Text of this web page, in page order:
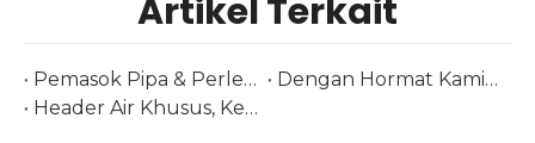
Artikel Terkait
Pemasok Pipa & Perlengkapan Stainless Steel di Tube Düsseldorf 2026 | Baja Huashang
Dengan Hormat Kami Menyambut Anda di Pameran Brasil Kami-Tubotech & Wire Brasil 2025 Tanggal: 29 – 31 Oktober 2025
Header Air Khusus, Kelopak Air, dan Nozel untuk Penukar Panas Industri